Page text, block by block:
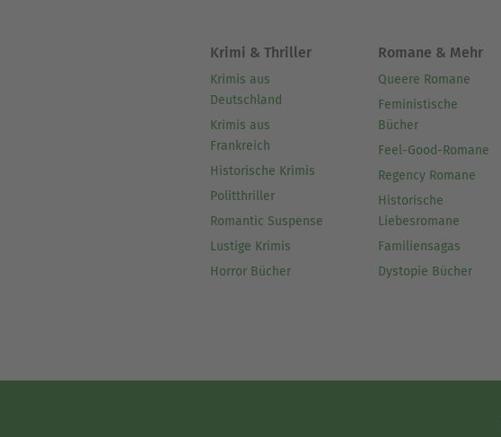
Krimi & Thriller
Krimis aus
Deutschland
Krimis aus
Frankreich
Historische Krimis
Politthriller
Romantic Suspense
Lustige Krimis
Horror Bücher
Romane & Mehr
Queere Romane
Feministische
Bücher
Feel-Good-Romane
Regency Romane
Historische
Liebesromane
Familiensagas
Dystopie Bücher